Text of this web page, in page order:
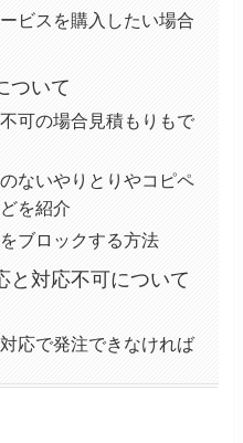
ビスを購入したい場合
ついて
可の場合見積もりもで
ないやりとりやコピペ
を紹介
ブロックする方法
と対応不可について
応で発注できなければ